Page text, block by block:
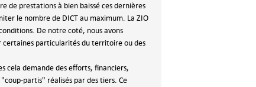
de prestations à bien baissé ces dernières
le nombre de DICT au maximum. La ZIO
De notre coté, nous avons
certaines particularités du territoire ou des
cela demande des efforts, financiers,
partis" réalisés par des tiers. Ce